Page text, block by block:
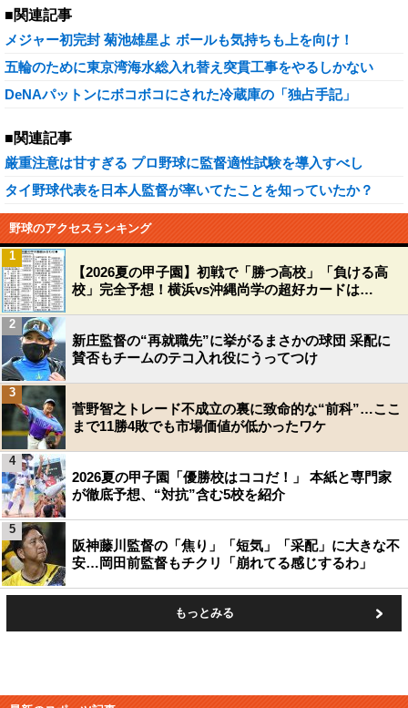
■関連記事
メジャー初完封 菊池雄星よ ボールも気持ちも上を向け！
五輪のために東京湾海水総入れ替え突貫工事をやるしかない
DeNAパットンにボコボコにされた冷蔵庫の「独占手記」
■関連記事
厳重注意は甘すぎる プロ野球に監督適性試験を導入すべし
タイ野球代表を日本人監督が率いてたことを知っていたか？
野球のアクセスランキング
【2026夏の甲子園】初戦で「勝つ高校」「負ける高
校」完全予想！横浜vs沖縄尚学の超好カードは…
1
新庄監督の“再就職先”に挙がるまさかの球団 采配に
賛否もチームのテコ入れ役にうってつけ
2
菅野智之トレード不成立の裏に致命的な“前科”…ここ
まで11勝4敗でも市場価値が低かったワケ
3
2026夏の甲子園「優勝校はココだ！」 本紙と専門家
が徹底予想、“対抗”含む5校を紹介
4
阪神藤川監督の「焦り」「短気」「采配」に大きな不
安…岡田前監督もチクリ「崩れてる感じするわ」
5
もっとみる